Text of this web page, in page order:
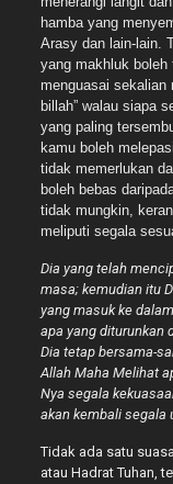
hamba yang
Arasy dan lain-lain.
yang makhluk boleh
menguasai sekalian
billah” walau siapa
yang paling
kamu boleh
tidak memerlukan
boleh bebas
tidak mungkin,
meliputi segala
Dia yang telah
masa; kemudian itu
yang masuk ke
apa yang diturunkan
Dia tetap bersama-
Allah Maha Melihat
Nya segala
akan kembali segala
Tidak ada satu
atau Hadrat Tuhan,